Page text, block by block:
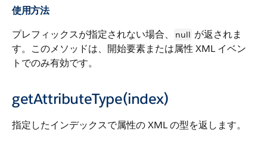
使用方法
プレフィックスが指定されない場合、
null が返されま
す。このメソッドは、開始要素または属性 XML イベン
トでのみ有効です。
getAttributeType(index)
指定したインデックスで属性の XML の型を返します。